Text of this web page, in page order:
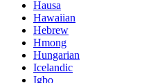
Hausa
Hawaiian
Hebrew
Hmong
Hungarian
Icelandic
Igbo